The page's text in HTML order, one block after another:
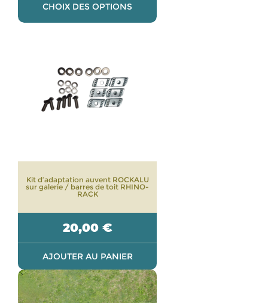
CHOIX DES OPTIONS
Kit d’adaptation auvent ROCKALU
sur galerie / barres de toit RHINO-
RACK
20,00 €
AJOUTER AU PANIER